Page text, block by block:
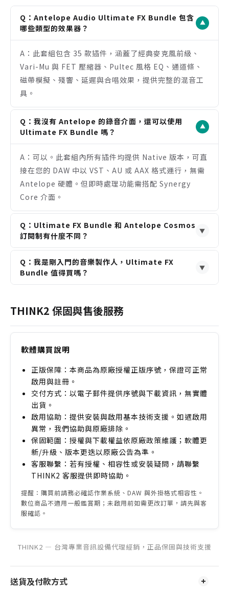
的零延遲工作流程。
同時提供 Native 版本，可在任何 DAW 中無縫使
用，靈活性極高。
相較於單獨購買，套組價格極具競爭力，性價比高。
注意事項
需要 iLok 帳戶進行軟體授權。
Core 硬體上運行。
要發揮零延遲的完整潛力，需搭配 Antelope Audio
的 Synergy Core 音訊介面。
Q：Antelope Audio Ultimate FX Bundle 包含
哪些類型的效果器？
▼
A：此套組包含 35 款插件，涵蓋了經典麥克風前級、
Vari-Mu 與 FET 壓縮器、Pultec 風格 EQ、通道條、
磁帶模擬、殘響、延遲與合唱效果，提供完整的混音工
具。
Q：我沒有 Antelope 的錄音介面，還可以使用
Ultimate FX Bundle 嗎？
▼
A：可以。此套組內所有插件均提供 Native 版本，可直
接在您的 DAW 中以 VST、AU 或 AAX 格式運行，無需
Antelope 硬體。但即時處理功能需搭配 Synergy
Core 介面。
Q：Ultimate FX Bundle 和 Antelope Cosmos
訂閱制有什麼不同？
▼
斷版本。Antelope Cosmos 則是月費或年費訂閱制，
Q：我是剛入門的音樂製作人，Ultimate FX
Bundle 值得買嗎？
▼
比模擬音色，此套組提供了極高的性價比，能大幅提升
您的混音品質，避免了單獨選購插件的困擾。
THINK2 保固與售後服務
軟體購買說明
正版保障：本商品為原廠授權正版序號，保證可正常
啟用與註冊。
交付方式：以電子郵件提供序號與下載資訊，無實體
出貨。
啟用協助：提供安裝與啟用基本技術支援。如遇啟用
異常，我們協助與原廠排除。
保固範圍：授權與下載權益依原廠政策維護；軟體更
新/升級、版本更迭以原廠公告為準。
客服聯繫：若有授權、相容性或安裝疑問，請聯繫
THINK2 客服提供即時協助。
提醒：購買前請務必確認作業系統、DAW 與外掛格式相容性。
數位商品不適用一般鑑賞期；未啟用前如需更改訂單，請先與客
服確認。
THINK2 — 台灣專業音訊設備代理經銷，正品保固與技術支援
送貨及付款方式